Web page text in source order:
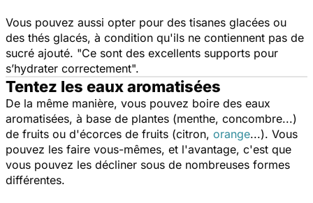
Vous pouvez aussi opter pour des tisanes glacées ou
des thés glacés, à condition qu'ils ne contiennent pas de
sucré ajouté. "Ce sont des excellents supports pour
s’hydrater correctement".
Tentez les eaux aromatisées
De la même manière, vous pouvez boire des eaux
aromatisées, à base de plantes (menthe, concombre...)
de fruits ou d'écorces de fruits (citron, orange...). Vous
pouvez les faire vous-mêmes, et l'avantage, c'est que
vous pouvez les décliner sous de nombreuses formes
différentes.